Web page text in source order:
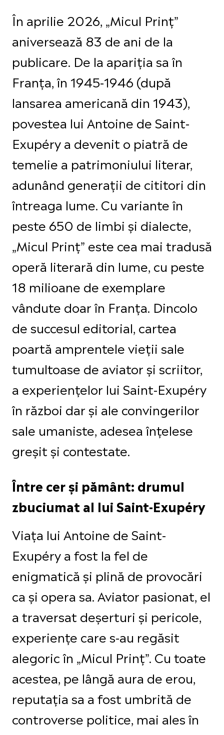
În aprilie 2026, „Micul Prinț”
aniversează 83 de ani de la
publicare. De la apariția sa în
Franța, în 1945-1946 (după
lansarea americană din 1943),
povestea lui Antoine de Saint-
Exupéry a devenit o piatră de
temelie a patrimoniului literar,
adunând generații de cititori din
întreaga lume. Cu variante în
peste 650 de limbi și dialecte,
„Micul Prinț” este cea mai tradusă
operă literară din lume, cu peste
18 milioane de exemplare
vândute doar în Franța. Dincolo
de succesul editorial, cartea
poartă amprentele vieții sale
tumultoase de aviator și scriitor,
a experiențelor lui Saint-Exupéry
în război dar și ale convingerilor
sale umaniste, adesea înțelese
greșit și contestate.
Între cer și pământ: drumul
zbuciumat al lui Saint-Exupéry
Viața lui Antoine de Saint-
Exupéry a fost la fel de
enigmatică și plină de provocări
ca și opera sa. Aviator pasionat, el
a traversat deșerturi și pericole,
experiențe care s-au regăsit
alegoric în „Micul Prinț”. Cu toate
acestea, pe lângă aura de erou,
reputația sa a fost umbrită de
controverse politice, mai ales în